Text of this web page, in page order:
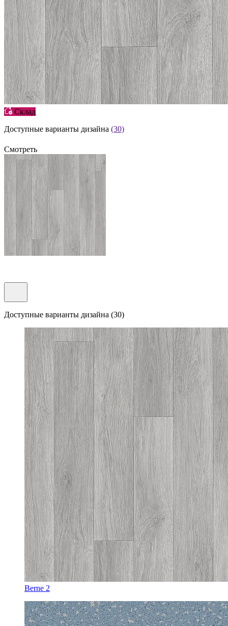
Склад
Доступные варианты дизайна (30)
Смотреть
Доступные варианты дизайна (30)
Berne 2